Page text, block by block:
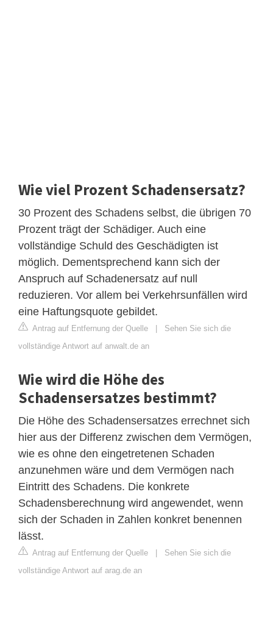
Wie viel Prozent Schadensersatz?
30 Prozent des Schadens selbst, die übrigen 70
Prozent trägt der Schädiger. Auch eine
vollständige Schuld des Geschädigten ist
möglich. Dementsprechend kann sich der
Anspruch auf Schadenersatz auf null
reduzieren. Vor allem bei Verkehrsunfällen wird
eine Haftungsquote gebildet.
Antrag auf Entfernung der Quelle
Sehen Sie sich die
vollständige Antwort auf anwalt.de an
Wie wird die Höhe des
Schadensersatzes bestimmt?
Die Höhe des Schadensersatzes errechnet sich
hier aus der Differenz zwischen dem Vermögen,
wie es ohne den eingetretenen Schaden
anzunehmen wäre und dem Vermögen nach
Eintritt des Schadens. Die konkrete
Schadensberechnung wird angewendet, wenn
sich der Schaden in Zahlen konkret benennen
lässt.
Antrag auf Entfernung der Quelle
Sehen Sie sich die
vollständige Antwort auf arag.de an